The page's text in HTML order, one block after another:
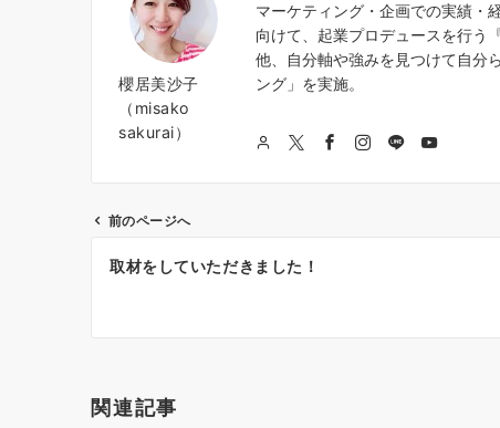
櫻居美沙子
（misako
sakurai）
マーケティング・企画での実績・
向けて、起業プロデュースを行う
他、自分軸や強みを見つけて自分
ング」を実施。
投
ゲ
前のページへ
取材をしていただきました！
関連記事